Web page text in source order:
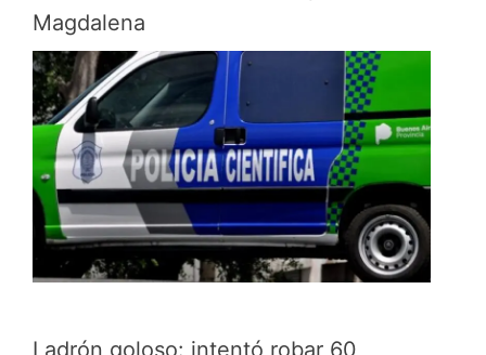
Magdalena
Ladrón goloso: intentó robar 60